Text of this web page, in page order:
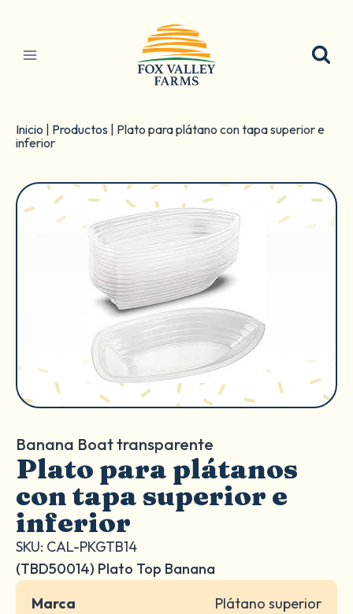
contenido
Inicio Productos Plato para plátano con tapa superior e
inferior
Banana Boat transparente
Plato para plátanos
con tapa superior e
inferior
SKU: CAL-PKGTB14
(TBD50014) Plato Top Banana
Marca
Plátano superior